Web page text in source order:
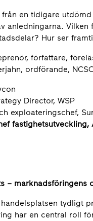
en tidigare
anledningarna.
Hur ser
författare,
ordförande,
Director, WSP
exploateringschef,
fastighetsutveckling,
– marknadsföringens
tydligt
har en central roll